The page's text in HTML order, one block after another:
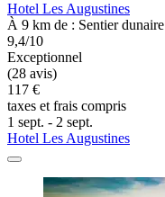
Hotel Les Augustines
À 9 km de : Sentier dunaire
9,4/10
Exceptionnel
(28 avis)
117 €
taxes et frais compris
1 sept. - 2 sept.
Hotel Les Augustines